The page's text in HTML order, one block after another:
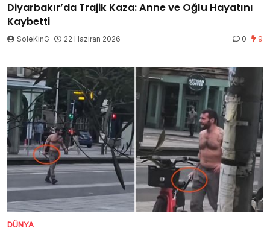
Diyarbakır’da Trajik Kaza: Anne ve Oğlu Hayatını
Kaybetti
SoleKinG 22 Haziran 2026 0 9
DÜNYA